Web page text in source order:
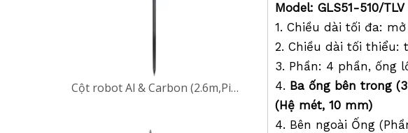
Model: GLS51-510/TLV
1. Chiều dài tối đa:
2. Chiều dài tối thiểu:
3. Phần: 4 phần, ống
4. Ba ống bên trong
(Hệ mét, 10 mm)
4. Bên ngoài Ống